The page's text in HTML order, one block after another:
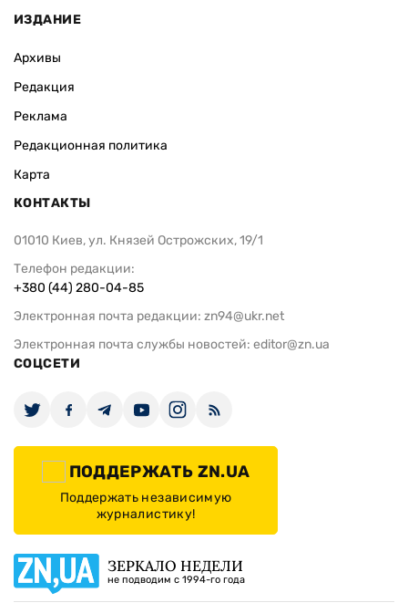
ИЗДАНИЕ
Архивы
Редакция
Реклама
Редакционная политика
Карта
КОНТАКТЫ
01010 Киев, ул. Князей Острожских, 19/1
Телефон редакции:
+380 (44) 280-04-85
Электронная почта редакции: zn94@ukr.net
Электронная почта службы новостей: editor@zn.ua
СОЦСЕТИ
ПОДДЕРЖАТЬ ZN.UA
Поддержать независимую
журналистику!
ЗЕРКАЛО НЕДЕЛИ
не подводим с 1994-го года